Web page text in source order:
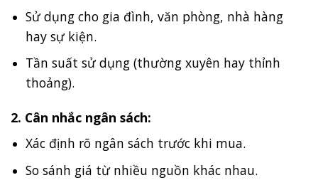
Sử dụng cho gia đình, văn phòng, nhà hàng
hay sự kiện.
Tần suất sử dụng (thường xuyên hay thỉnh
thoảng).
2. Cân nhắc ngân sách:
Xác định rõ ngân sách trước khi mua.
So sánh giá từ nhiều nguồn khác nhau.